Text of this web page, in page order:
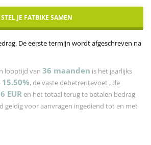
STEL JE FATBIKE SAMEN
De eerste termijn wordt afgeschreven na
looptijd van 36 maanden is het jaarlijks
15.50%, de vaste debetrentevoet , de
EURen het totaal terug te betalen bedrag
geldig voor aanvragen ingediend tot en met